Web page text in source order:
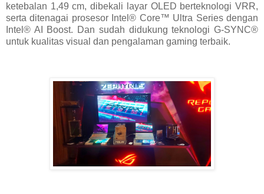
ketebalan 1,49 cm, dibekali layar OLED berteknologi VRR,
serta ditenagai prosesor Intel® Core™ Ultra Series dengan
Intel® AI Boost. Dan sudah didukung teknologi G-SYNC®
untuk kualitas visual dan pengalaman gaming terbaik.